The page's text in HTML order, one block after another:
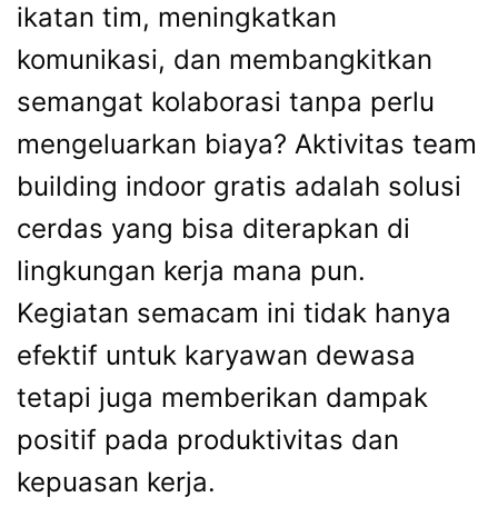
ikatan tim, meningkatkan
komunikasi, dan membangkitkan
semangat kolaborasi tanpa perlu
mengeluarkan biaya? Aktivitas team
building indoor gratis adalah solusi
cerdas yang bisa diterapkan di
lingkungan kerja mana pun.
Kegiatan semacam ini tidak hanya
efektif untuk karyawan dewasa
tetapi juga memberikan dampak
positif pada produktivitas dan
kepuasan kerja.